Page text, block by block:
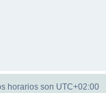
horarios son UTC+02:00